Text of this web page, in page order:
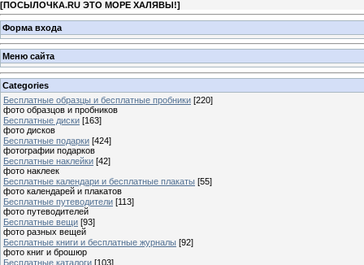
[ПОСЫЛОЧКА.RU ЭТО МОРЕ ХАЛЯВЫ!]
Форма входа
Меню сайта
Categories
Бесплатные образцы и бесплатные пробники [220]
фото образцов и пробников
Бесплатные диски [163]
фото дисков
Бесплатные подарки [424]
фотографии подарков
Бесплатные наклейки [42]
фото наклеек
Бесплатные календари и бесплатные плакаты [55]
фото календарей и плакатов
Бесплатные путеводители [113]
фото путеводителей
Бесплатные вещи [93]
фото разных вещей
Бесплатные книги и бесплатные журналы [92]
фото книг и брошюр
Бесплатные каталоги [103]